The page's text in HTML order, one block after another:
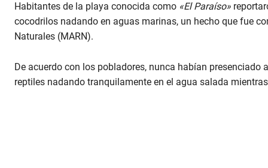
Habitantes de la playa conocida como «El Paraíso»
cocodrilos nadando en aguas marinas, un hecho que fue
Naturales (MARN).
De acuerdo con los pobladores, nunca habían
reptiles nadando tranquilamente en el agua salada